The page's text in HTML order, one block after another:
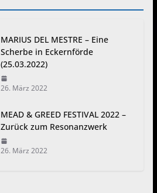
MARIUS DEL MESTRE – Eine
Scherbe in Eckernförde
(25.03.2022)
26. März 2022
MEAD & GREED FESTIVAL 2022 –
Zurück zum Resonanzwerk
26. März 2022